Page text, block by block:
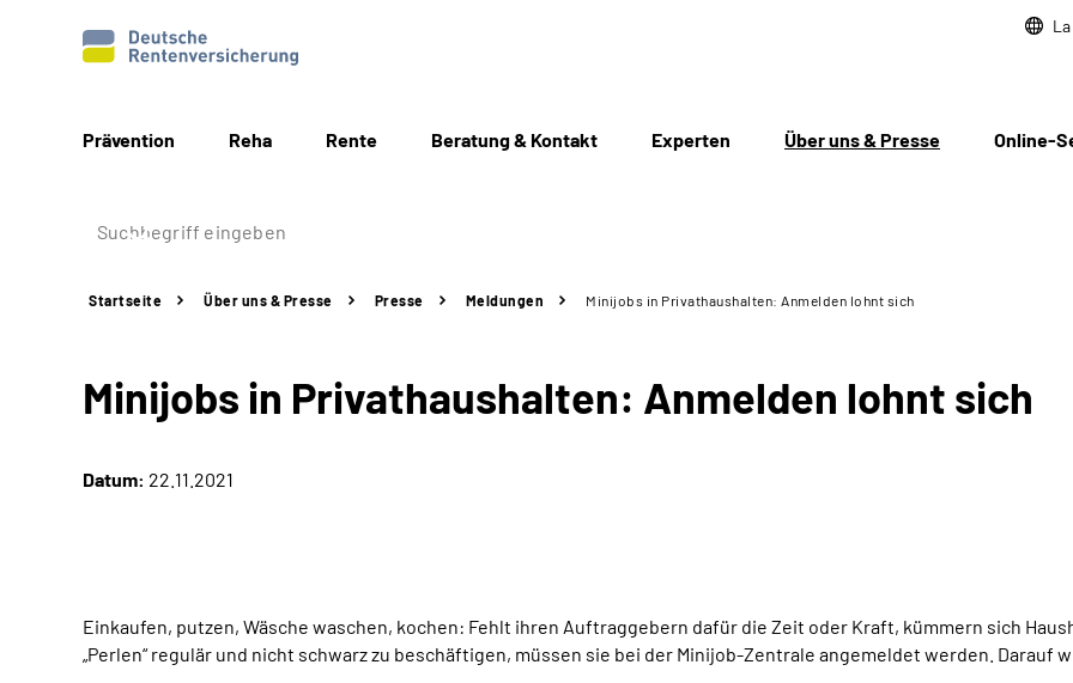
Prävention Reha Rente Beratung & Kontakt Experten Über uns & Presse Online-
Startseite Über uns & Presse Presse Meldungen Minijobs in Privathaushalten: Anmelden lohnt sich
Minijobs in Privathaushalten: Anmelden lohnt sich
Datum: 22.11.2021
Einkaufen, putzen, Wäsche waschen, kochen: Fehlt ihren Auftraggebern dafür die Zeit oder Kraft, kümmern sich
„Perlen“ regulär und nicht schwarz zu beschäftigen, müssen sie bei der Minijob-Zentrale angemeldet werden. Darauf